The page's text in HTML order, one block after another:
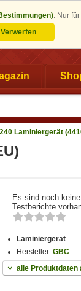
. Nur
Verwerfen
Laminiergerät
Es sind noch
Testberichte
Laminiergerät
Hersteller:GBC
alle Produktdaten